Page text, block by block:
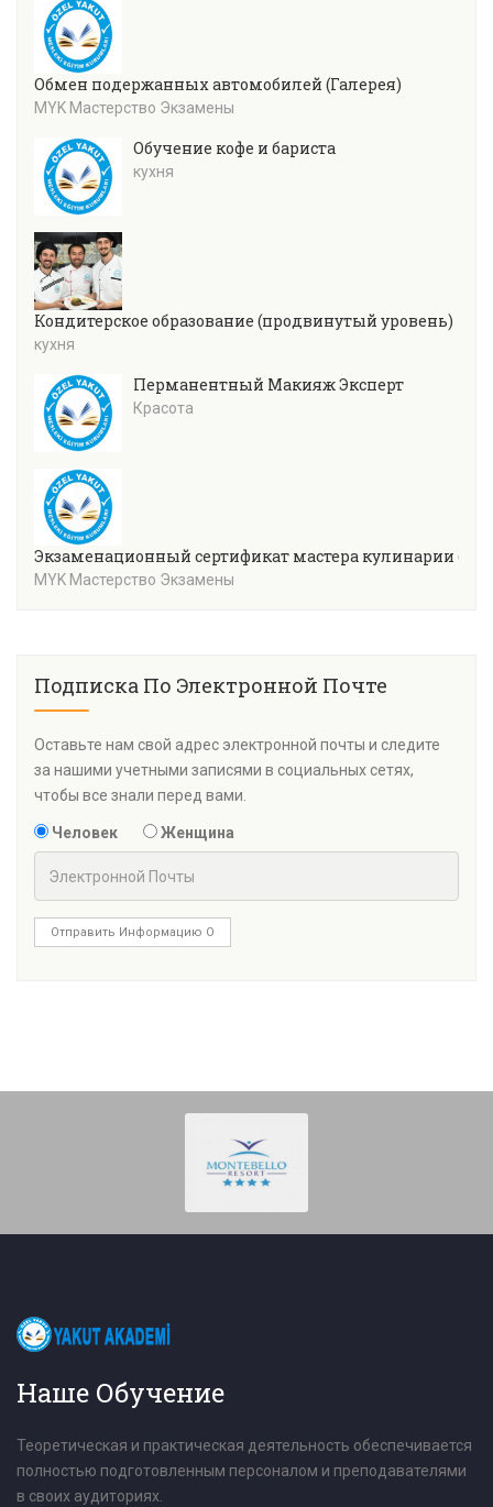
Обмен подержанных автомобилей (Галерея)
MYK Мастерство Экзамены
Обучение кофе и бариста
кухня
Кондитерское образование (продвинутый уровень)
кухня
Перманентный Макияж Эксперт
Красота
Экзаменационный сертификат мастера кулинарии
MYK Мастерство Экзамены
Подписка По Электронной Почте
Оставьте нам свой адрес электронной почты и следите
за нашими учетными записями в социальных сетях,
чтобы все знали перед вами.
Человек Женщина
Отправить Информацию О
Наше Обучение
Теоретическая и практическая деятельность обеспечивается
полностью подготовленным персоналом и преподавателями
в своих аудиториях.